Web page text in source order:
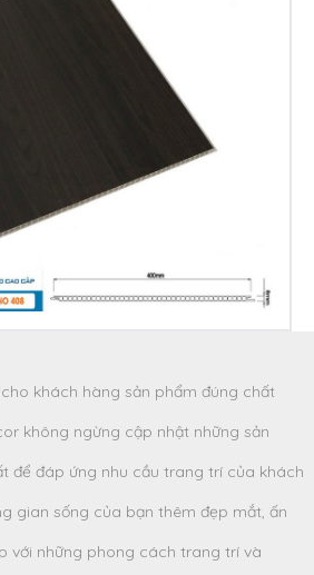
khách hàng sản phẩm đúng chất
không ngừng cập nhật những sản
để đáp ứng nhu cầu trang trí của khách
gian sống của bạn thêm đẹp mắt, ấn
với những phong cách trang trí và